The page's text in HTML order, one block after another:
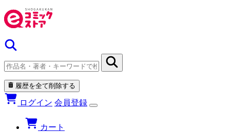
履歴を全て削除する
ログイン 会員登録
カート